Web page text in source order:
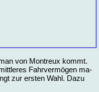
von Mon­treux kommt.
Fahr­ver­mö­gen ma­
zur ers­ten Wahl. Da­zu